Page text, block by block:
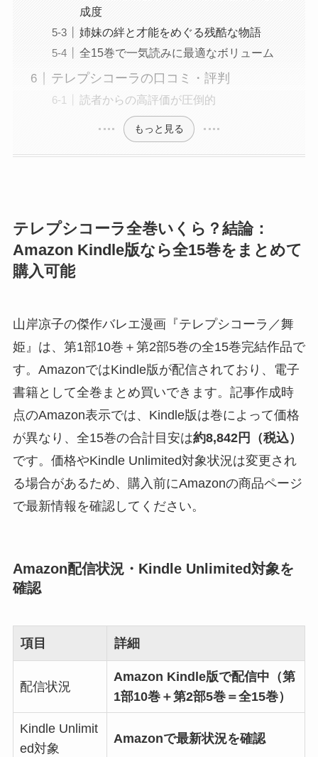
成度
姉妹の絆と才能をめぐる残酷な物語
全15巻で一気読みに最適なボリューム
テレプシコーラの口コミ・評判
読者からの高評価が圧倒的
もっと見る
テレプシコーラ全巻いくら？結論：
Amazon Kindle版なら全15巻をまとめて
購入可能
山岸凉子の傑作バレエ漫画『テレプシコーラ／舞
姫』は、第1部10巻＋第2部5巻の全15巻完結作品で
す。AmazonではKindle版が配信されており、電子
書籍として全巻まとめ買いできます。記事作成時
点のAmazon表示では、Kindle版は巻によって価格
が異なり、全15巻の合計目安は約8,842円（税込）
です。価格やKindle Unlimited対象状況は変更され
る場合があるため、購入前にAmazonの商品ページ
で最新情報を確認してください。
Amazon配信状況・Kindle Unlimited対象を
確認
項目 詳細
配信状況
Amazon Kindle版で配信中（第
1部10巻＋第2部5巻＝全15巻）
Kindle Unlimit
ed対象
Amazonで最新状況を確認